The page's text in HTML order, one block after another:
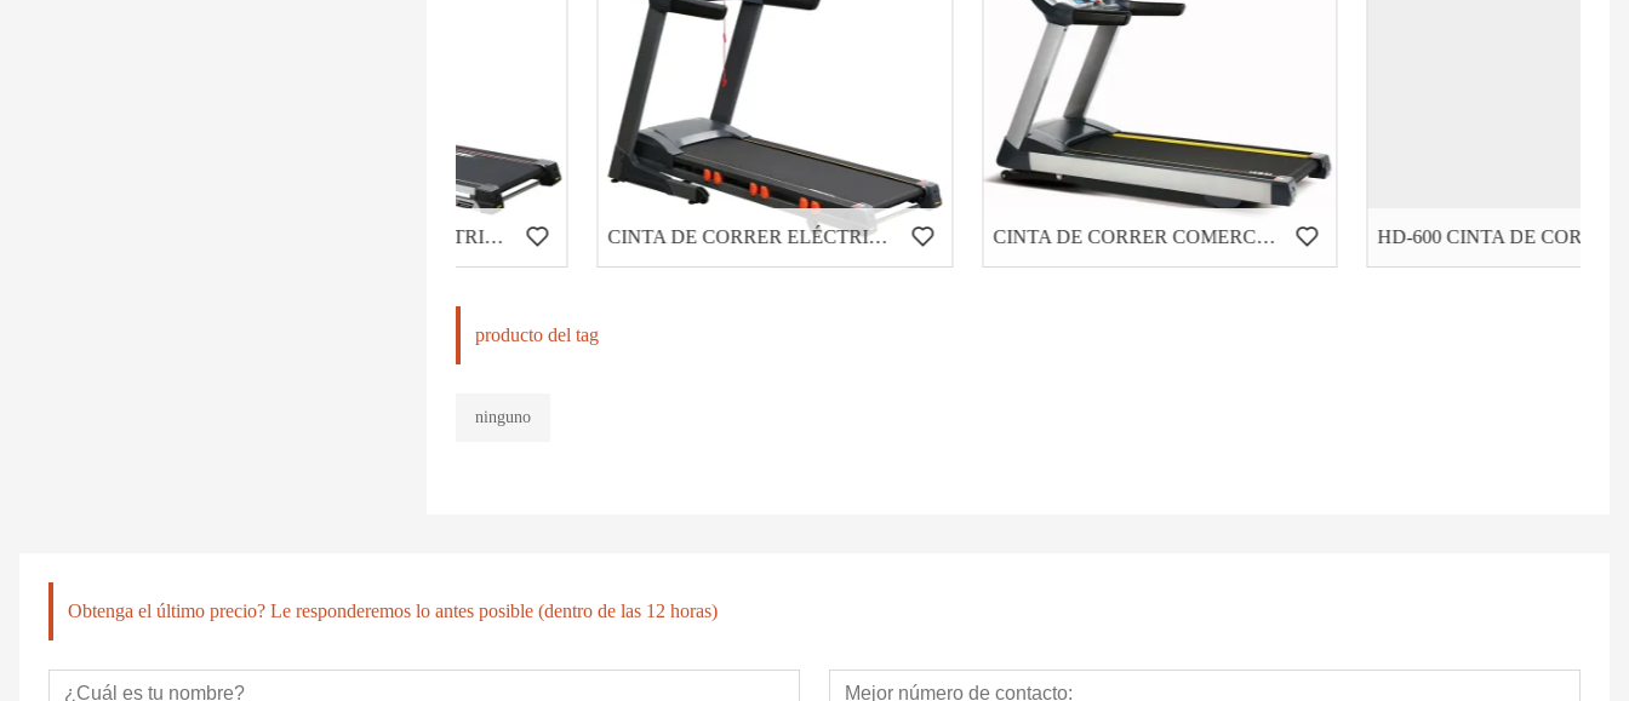
CINTA DE CORRER ELÉCTRICA COMERCIAL LIGERA HD-900 CINTA DE CORRER COMERCIAL PARA TRABAJO PESADO HC-6000 HD-600 CINTA DE CORRER ELÉCTRICA PARA USO DOMÉSTICO
producto del tag
ninguno
Obtenga el último precio? Le responderemos lo antes posible (dentro de las 12 horas)